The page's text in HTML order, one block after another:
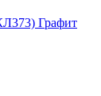
Графит